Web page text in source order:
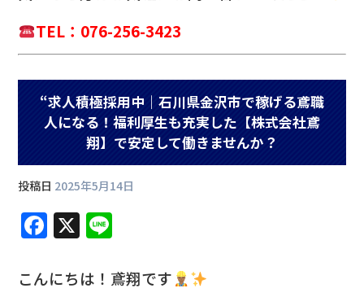
TEL：076-256-3423
“求人積極採用中｜石川県金沢市で稼げる鳶職
人になる！福利厚生も充実した【株式会社鳶
翔】で安定して働きませんか？
投稿日 2025年5月14日
F
a
c
X
e
こんにちは！鳶翔です